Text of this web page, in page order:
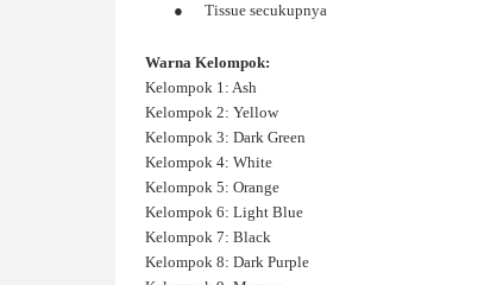
●
Tissue secukupnya
Warna Kelompok:
Kelompok 1: Ash
Kelompok 2: Yellow
Kelompok 3: Dark Green
Kelompok 4: White
Kelompok 5: Orange
Kelompok 6: Light Blue
Kelompok 7: Black
Kelompok 8: Dark Purple